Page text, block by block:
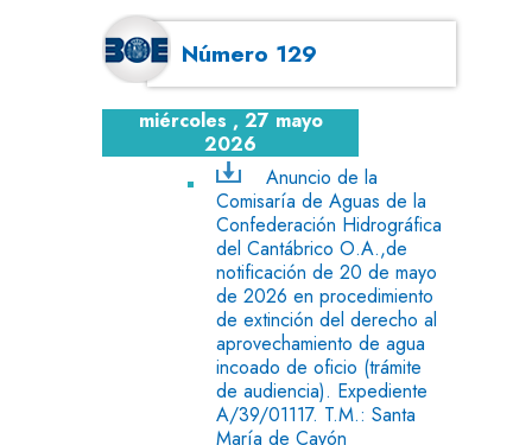
Número 129
miércoles , 27 mayo
2026
Anuncio de la
Comisaría de Aguas de la
Confederación Hidrográfica
del Cantábrico O.A.,de
notificación de 20 de mayo
de 2026 en procedimiento
de extinción del derecho al
aprovechamiento de agua
incoado de oficio (trámite
de audiencia). Expediente
A/39/01117. T.M.: Santa
María de Cayón